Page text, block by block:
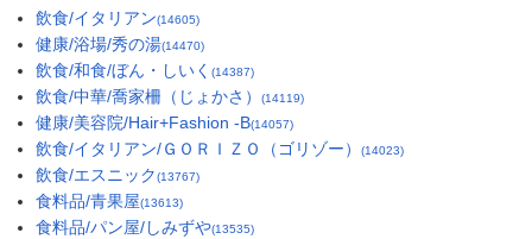
飲食/イタリアン(14605)
健康/浴場/秀の湯(14470)
飲食/和食/ぼん・しいく (14387)
飲食/中華/喬家柵（じょかさ） (14119)
健康/美容院/Hair+Fashion -B(14057)
飲食/イタリアン/ＧＯＲＩＺＯ（ゴリゾー） (14023)
飲食/エスニック(13767)
食料品/青果屋(13613)
食料品/パン屋/しみずや(13535)